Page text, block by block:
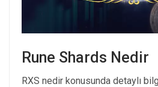
Rune Shards Nedir
RXS nedir konusunda detaylı